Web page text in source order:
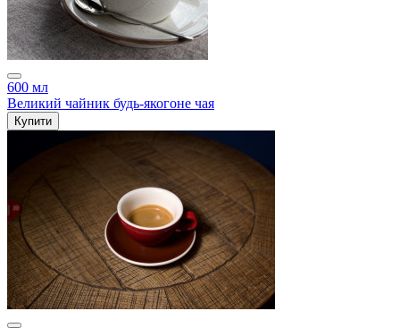
600 мл
Великий чайник будь-якогоне чая
Купити